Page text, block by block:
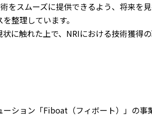
をスムーズに提供できるよう、将来を
整理しています。
に触れた上で、NRIにおける技術獲得
ション「Fiboat（フィボート）」の事